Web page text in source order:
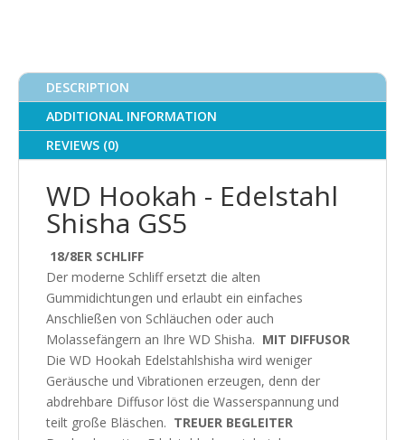
DESCRIPTION
ADDITIONAL INFORMATION
REVIEWS (0)
WD Hookah - Edelstahl
Shisha GS5
18/8ER SCHLIFF
Der moderne Schliff ersetzt die alten
Gummidichtungen und erlaubt ein einfaches
Anschließen von Schläuchen oder auch
Molassefängern an Ihre WD Shisha. MIT DIFFUSOR
Die WD Hookah Edelstahlshisha wird weniger
Geräusche und Vibrationen erzeugen, denn der
abdrehbare Diffusor löst die Wasserspannung und
teilt große Bläschen. TREUER BEGLEITER